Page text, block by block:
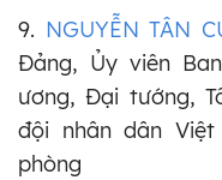
9. NGUYỄN TÂN
Đảng, Ủy viên
ương, Đại tướng,
đội nhân dân
phòng